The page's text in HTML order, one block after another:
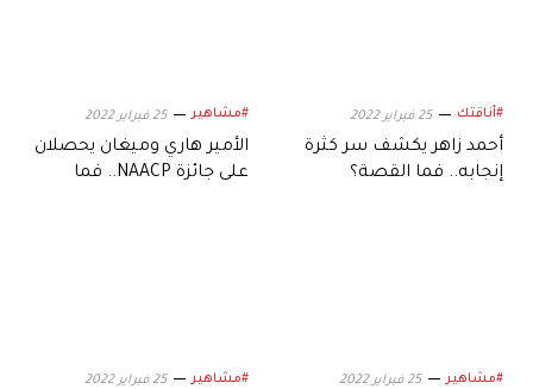
#أناقتك 25 فبراير 2022
أحمد زاهر يكشف سر كثرة
إنجابه.. فما القصة؟
#مشاهير 25 فبراير 2022
الأمير هاري وميغان يحصلان
على جائزة NAACP.. فما
#مشاهير 25 فبراير 2022 #مشاهير 25 فبراير 2022